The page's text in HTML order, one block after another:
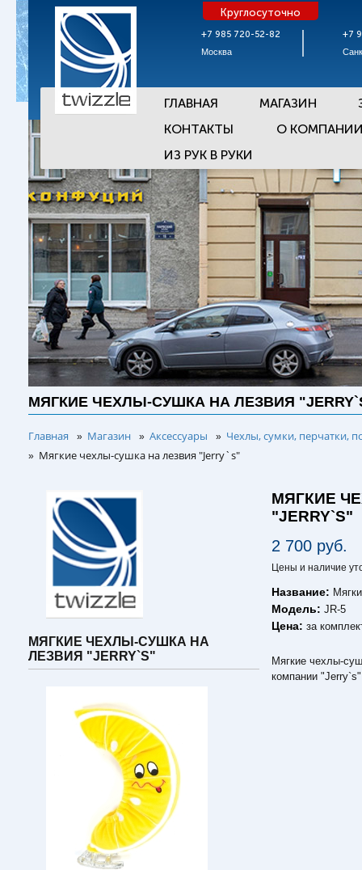
+7 985 720-52-82
Москва
Круглосуточно
+7
ГЛАВНАЯ МАГАЗИН
КОНТАКТЫ
О
ИЗ РУК В РУКИ
МЯГКИЕ ЧЕХЛЫ-СУШКА НА ЛЕЗВИЯ
Главная » Магазин » Аксессуары » Чехлы, сумки, перчатки,
» Мягкие чехлы-сушка на лезвия "Jerry`s"
МЯГКИЕ ЧЕХЛЫ-СУШКА НА
ЛЕЗВИЯ "JERRY`S"
МЯГКИЕ
"JERRY`S"
2 700 руб.
Цены и наличие
Название:
Модель:JR-5
Цена:за
Мягкие чехлы-
компании